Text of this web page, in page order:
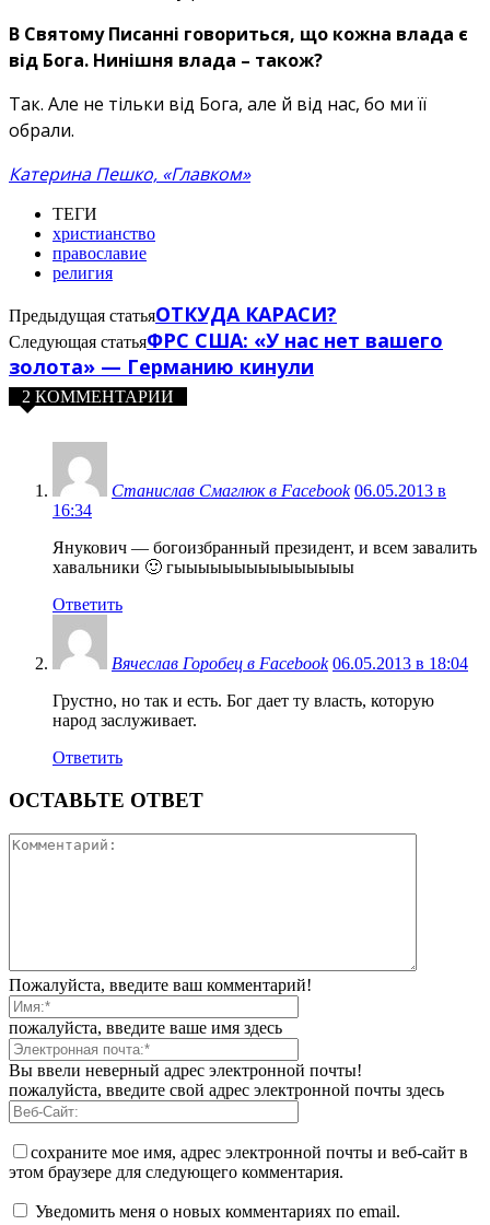
В Святому Писанні говориться, що кожна влада є
від Бога. Нинішня влада – також?
Так. Але не тільки від Бога, але й від нас, бо ми її
обрали.
Катерина Пешко, «Главком»
ТЕГИ
христианство
православие
религия
Предыдущая статьяОТКУДА КАРАСИ?
Следующая статьяФРС США: «У нас нет вашего
золота» — Германию кинули
2 КОММЕНТАРИИ
Станислав Смаглюк в Facebook 06.05.2013 в
16:34
Янукович — богоизбранный президент, и всем завалить
хавальники 🙂 гыыыыыыыыыыыыыыы
Ответить
Вячеслав Горобец в Facebook 06.05.2013 в 18:04
Грустно, но так и есть. Бог дает ту власть, которую
народ заслуживает.
Ответить
ОСТАВЬТЕ ОТВЕТ
Пожалуйста, введите ваш комментарий!
пожалуйста, введите ваше имя здесь
Вы ввели неверный адрес электронной почты!
пожалуйста, введите свой адрес электронной почты здесь
сохраните мое имя, адрес электронной почты и веб-сайт в
этом браузере для следующего комментария.
Уведомить меня о новых комментариях по email.